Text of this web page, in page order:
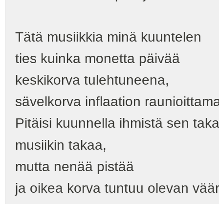
Tätä musiikkia minä kuuntelen
ties kuinka monetta päivää
keskikorva tulehtuneena,
sävelkorva inflaation
Pitäisi kuunnella ihmistä sen
musiikin takaa,
mutta nenää pistää
ja oikea korva tuntuu olevan